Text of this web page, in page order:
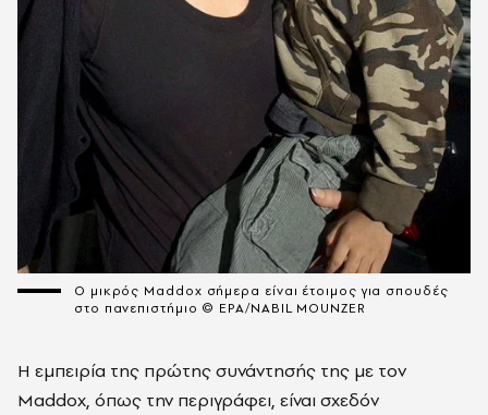
Ο μικρός Maddox σήμερα είναι έτοιμος για σπουδές
στο πανεπιστήμιο © EPA/NABIL MOUNZER
Η εμπειρία της πρώτης συνάντησής της με τον
Maddox, όπως την περιγράφει, είναι σχεδόν